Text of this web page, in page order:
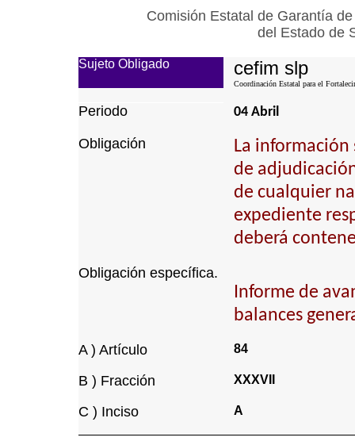
Comisión Estatal de Garantía
del Estado de
Sujeto Obligado cefim slp
Coordinación Estatal para el
Periodo 04 Abril
Obligación
La
de
de cualquier
expediente
deberá
Obligación específica.
Informe de
balances
A ) Artículo 84
B ) Fracción XXXVII
C ) Inciso A